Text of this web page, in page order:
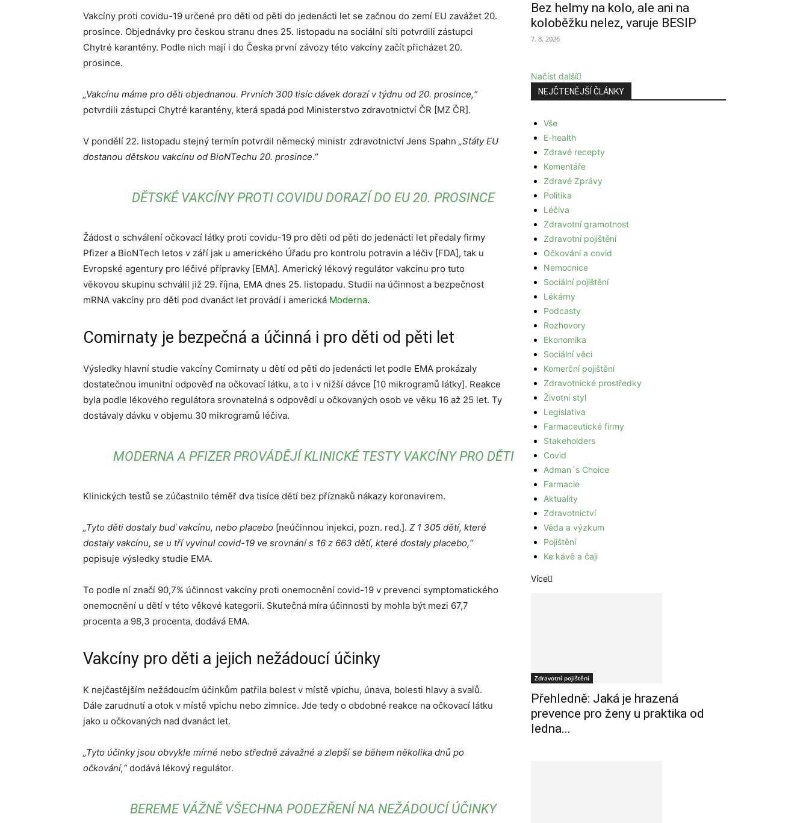
Vakcíny proti covidu-19 určené pro děti od pěti do jedenácti let se začnou do zemí EU zavážet 20.
prosince. Objednávky pro českou stranu dnes 25. listopadu na sociální síti potvrdili zástupci
Chytré karantény. Podle nich mají i do Česka první závozy této vakcíny začít přicházet 20.
prosince.
„Vakcínu máme pro děti objednanou. Prvních 300 tisíc dávek dorazí v týdnu od 20. prosince,“
potvrdili zástupci Chytré karantény, která spadá pod Ministerstvo zdravotnictví ČR [MZ ČR].
V pondělí 22. listopadu stejný termín potvrdil německý ministr zdravotnictví Jens Spahn „Státy EU
dostanou dětskou vakcínu od BioNTechu 20. prosince.“
DĚTSKÉ VAKCÍNY PROTI COVIDU DORAZÍ DO EU 20. PROSINCE
Žádost o schválení očkovací látky proti covidu-19 pro děti od pěti do jedenácti let předaly firmy
Pfizer a BioNTech letos v září jak u amerického Úřadu pro kontrolu potravin a léčiv [FDA], tak u
Evropské agentury pro léčivé přípravky [EMA]. Americký lékový regulátor vakcínu pro tuto
věkovou skupinu schválil již 29. října, EMA dnes 25. listopadu. Studii na účinnost a bezpečnost
mRNA vakcíny pro děti pod dvanáct let provádí i americká Moderna.
Comirnaty je bezpečná a účinná i pro děti od pěti let
Výsledky hlavní studie vakcíny Comirnaty u dětí od pěti do jedenácti let podle EMA prokázaly
dostatečnou imunitní odpověď na očkovací látku, a to i v nižší dávce [10 mikrogramů látky]. Reakce
byla podle lékového regulátora srovnatelná s odpovědí u očkovaných osob ve věku 16 až 25 let. Ty
dostávaly dávku v objemu 30 mikrogramů léčiva.
MODERNA A PFIZER PROVÁDĚJÍ KLINICKÉ TESTY VAKCÍNY PRO DĚTI
Klinických testů se zúčastnilo téměř dva tisíce dětí bez příznaků nákazy koronavirem.
„Tyto děti dostaly buď vakcínu, nebo placebo [neúčinnou injekci, pozn. red.]. Z 1 305 dětí, které
dostaly vakcínu, se u tří vyvinul covid-19 ve srovnání s 16 z 663 dětí, které dostaly placebo,“
popisuje výsledky studie EMA.
To podle ní značí 90,7% účinnost vakcíny proti onemocnění covid-19 v prevenci symptomatického
onemocnění u dětí v této věkové kategorii. Skutečná míra účinnosti by mohla být mezi 67,7
procenta a 98,3 procenta, dodává EMA.
Vakcíny pro děti a jejich nežádoucí účinky
K nejčastějším nežádoucím účinkům patřila bolest v místě vpichu, únava, bolesti hlavy a svalů.
Dále zarudnutí a otok v místě vpichu nebo zimnice. Jde tedy o obdobné reakce na očkovací látku
jako u očkovaných nad dvanáct let.
„Tyto účinky jsou obvykle mírné nebo středně závažné a zlepší se během několika dnů po
očkování,“dodává lékový regulátor.
BEREME VÁŽNĚ VŠECHNA PODEZŘENÍ NA NEŽÁDOUCÍ ÚČINKY
Bez helmy na kolo, ale ani na
koloběžku nelez, varuje BESIP
7. 8. 2026
Načíst další
NEJČTENĚJŠÍ ČLÁNKY
Vše
E-health
Zdravé recepty
Komentáře
Zdravé Zprávy
Politika
Léčiva
Zdravotní gramotnost
Zdravotní pojištění
Očkování a covid
Nemocnice
Sociální pojištění
Lékárny
Podcasty
Rozhovory
Ekonomika
Sociální věci
Komerční pojištění
Zdravotnické prostředky
Životní styl
Legislativa
Farmaceutické firmy
Stakeholders
Covid
Adman´s Choice
Farmacie
Aktuality
Zdravotnictví
Věda a výzkum
Pojištění
Ke kávě a čaji
Více
Zdravotní pojištění
Přehledně: Jaká je hrazená
prevence pro ženy u praktika od
ledna...